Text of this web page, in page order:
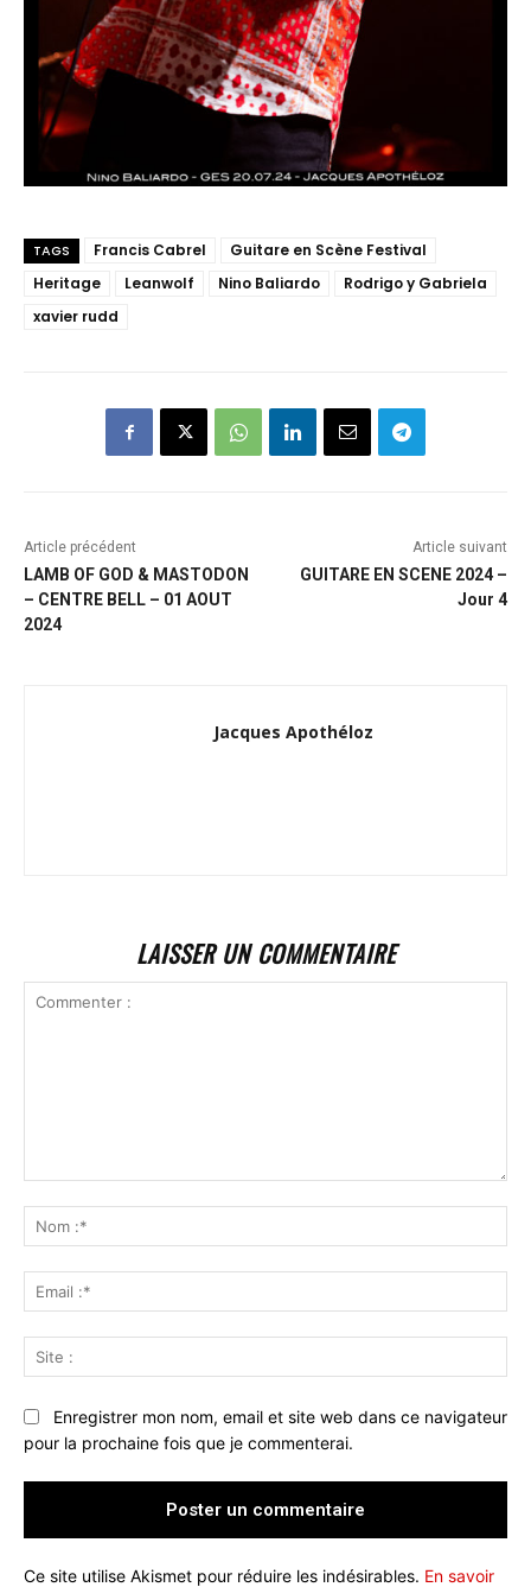
TAGS Francis Cabrel
Guitare en Scène Festival
Heritage
Leanwolf Nino Baliardo
Rodrigo y Gabriela
xavier rudd
Article précédent
LAMB OF GOD & MASTODON
– CENTRE BELL – 01 AOUT
2024
Article suivant
GUITARE EN SCENE 2024 –
Jour 4
Jacques Apothéloz
LAISSER UN COMMENTAIRE
:*
:*
:
Enregistrer mon nom, email et site web dans ce navigateur
pour la prochaine fois que je commenterai.
Ce site utilise Akismet pour réduire les indésirables. En savoir